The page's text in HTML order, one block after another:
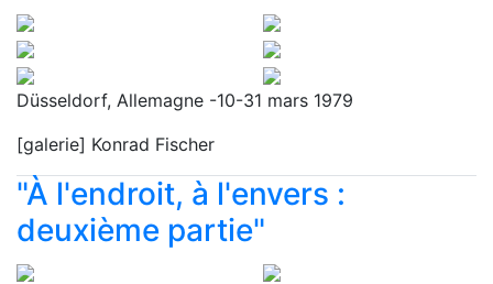
Düsseldorf, Allemagne -10-31 mars 1979
[galerie] Konrad Fischer
"À l'endroit, à l'envers :
deuxième partie"